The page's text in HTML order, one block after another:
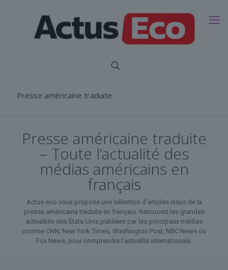
Presse américaine traduite
Presse américaine traduite
– Toute l’actualité des
médias américains en
français
Actus-eco vous propose une sélection d’articles issus de la
presse américaine traduite en français. Retrouvez les grandes
actualités des États-Unis publiées par les principaux médias
comme CNN, New York Times, Washington Post, NBC News ou
Fox News, pour comprendre l’actualité internationale.